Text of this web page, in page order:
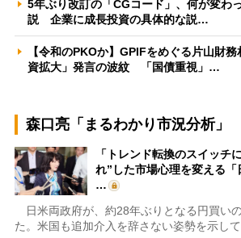
5年ぶり改訂の「CGコード」、何が変わ
説 企業に成長投資の具体的な説…
【令和のPKOか】GPIFをめぐる片山財
資拡大」発言の波紋 「国債重視」…
森口亮「まるわかり市況分析」
「トレンド転換のスイッチ
れ”した市場心理を変える「
…
日米両政府が、約28年ぶりとなる円買い
た。米国も追加介入を辞さない姿勢を示し